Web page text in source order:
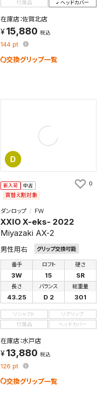
付属品
ヘッドカバー
在庫店：佐賀北店
15,880 税込
144 pt
交換グリップ一覧
D
新入荷 中古
買替え割対象
ダンロップ ＦＷ
XXIO X-eks- 2022
Miyazaki AX-2
男性用右 グリップ交換可能
番手
3W
ロフト
15
硬さ
SR
長さ
43.25
バランス
D 2
総重量
301
リシャフト
リグリップ
付属品
ヘッドカバー
在庫店：水戸店
13,880 税込
126 pt
交換グリップ一覧
0
この検索条件をマイページ内「
よく探す商品を、毎回条件指定す
検索条件
新着通知
新着通知を「する」にすると、こ
のアカウント内の「お知らせ」で通
保存された検索条件は変更でき
条件を変更したい場合は、マイ
検索条件を保存しました。
これまで保存した検索条件は、